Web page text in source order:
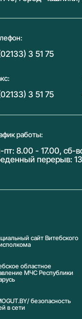
3 51 75
3 51 75
работы:
пт: 8.00 - 17.00, сб-
перерыв:
сайт Витебского
областное
МЧС Республики
безопасность
в сети